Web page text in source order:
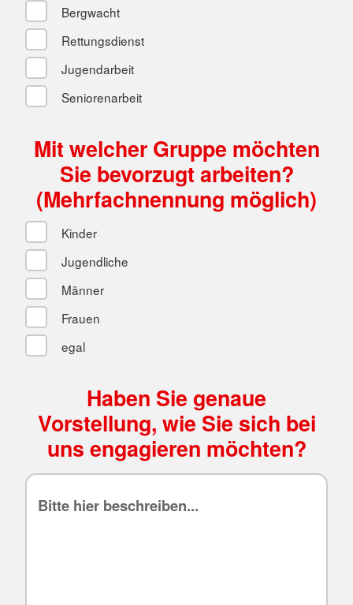
Bergwacht
Rettungsdienst
Jugendarbeit
Seniorenarbeit
Mit welcher Gruppe möchten
Sie bevorzugt arbeiten?
(Mehrfachnennung möglich)
Kinder
Jugendliche
Männer
Frauen
egal
Haben Sie genaue
Vorstellung, wie Sie sich bei
uns engagieren möchten?